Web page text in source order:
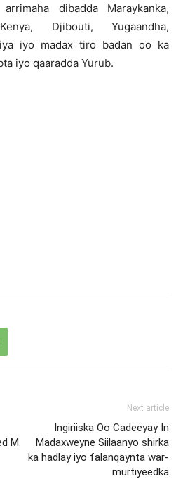
dibadda Maraykanka,
Djibouti, Yugaandha,
iyo madax tiro badan oo ka
iyo qaaradda Yurub.
M.
Next article
Ingiriiska Oo Cadeeyay In
Madaxweyne Siilaanyo shirka
ka hadlay iyo falanqaynta war-
murtiyeedka